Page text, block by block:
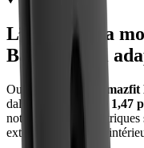
L’écran de la
Band 7 est-il
Oui, l’écran de la
dalle
AMOLED de 1,47
notifications, les métriques
extérieur comme en